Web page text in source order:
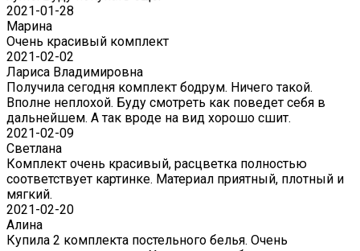
2021-01-28
Марина
Очень красивый комплект
2021-02-02
Лариса Владимировна
Получила сегодня комплект бодрум. Ничего такой.
Вполне неплохой. Буду смотреть как поведет себя в
дальнейшем. А так вроде на вид хорошо сшит.
2021-02-09
Светлана
Комплект очень красивый, расцветка полностью
соответствует картинке. Материал приятный, плотный и
мягкий.
2021-02-20
Алина
Купила 2 комплекта постельного белья. Очень